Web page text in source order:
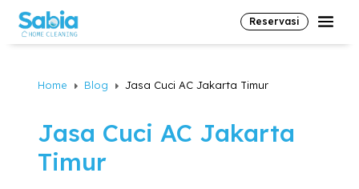
Reservasi
Home E Blog E Jasa Cuci AC Jakarta Timur
Jasa Cuci AC Jakarta
Timur